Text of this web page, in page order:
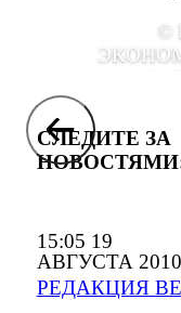
15:05 19
АВГУСТА 2010
РЕДАКЦИЯ
©
СЛЕДИТЕ ЗА